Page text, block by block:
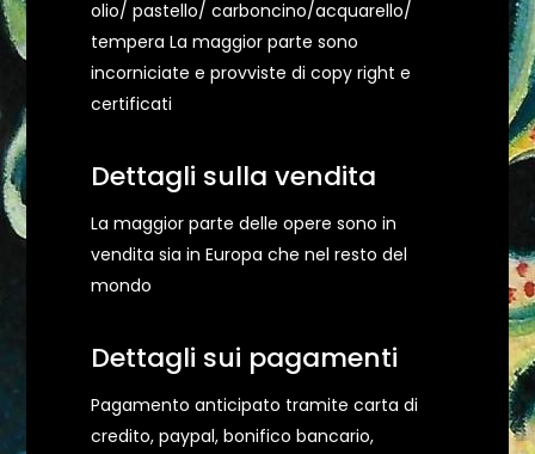
olio/ pastello/ carboncino/acquarello/
tempera La maggior parte sono
incorniciate e provviste di copy right e
certificati
Dettagli sulla vendita
La maggior parte delle opere sono in
vendita sia in Europa che nel resto del
mondo
Dettagli sui pagamenti
Pagamento anticipato tramite carta di
credito, paypal, bonifico bancario,